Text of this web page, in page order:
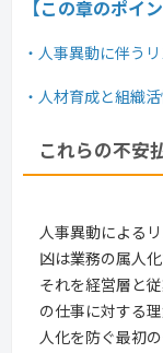
【この章のポイン
・人事異動に伴う
・人材育成と組織
これらの不安
人事異動による
凶は業務の属人
それを経営層と
の仕事に対する
人化を防ぐ最初